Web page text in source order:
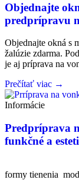
Objednajte
predprípravu
Objednajte okná s
žalúzie zdarma.
je aj príprava na
Prečítať viac →
Informácie
Predpríprava
funkčné a
Vonkajšie
formy tienenia